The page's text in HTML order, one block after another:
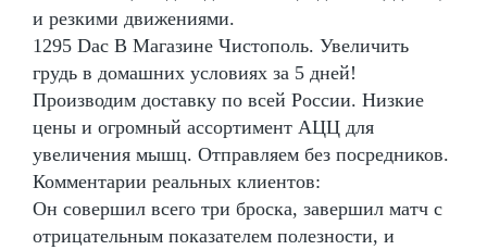
и резкими движениями.
1295 Dac В Магазине Чистополь. Увеличить
грудь в домашних условиях за 5 дней!
Производим доставку по всей России. Низкие
цены и огромный ассортимент АЦЦ для
увеличения мышц. Отправляем без посредников.
Комментарии реальных клиентов:
Он совершил всего три броска, завершил матч с
отрицательным показателем полезности, и